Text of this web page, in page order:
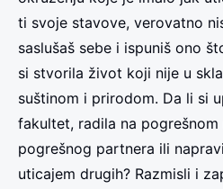
ti svoje stavove, verovatno
saslušaš sebe i ispuniš ono
si stvorila život koji nije u
suštinom i prirodom. Da li si
fakultet, radila na
pogrešnog partnera ili
uticajem drugih? Razmisli i